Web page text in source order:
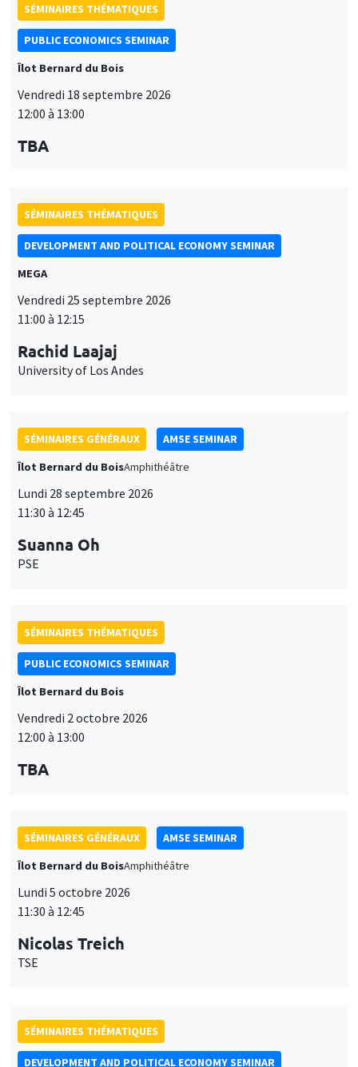
SÉMINAIRES THÉMATIQUES
PUBLIC ECONOMICS SEMINAR
Îlot Bernard du Bois
Vendredi 18 septembre 2026
12:00 à 13:00
TBA
SÉMINAIRES THÉMATIQUES
DEVELOPMENT AND POLITICAL ECONOMY SEMINAR
MEGA
Vendredi 25 septembre 2026
11:00 à 12:15
Rachid Laajaj
University of Los Andes
SÉMINAIRES GÉNÉRAUX
AMSE SEMINAR
Îlot Bernard du BoisAmphithéâtre
Lundi 28 septembre 2026
11:30 à 12:45
Suanna Oh
PSE
SÉMINAIRES THÉMATIQUES
PUBLIC ECONOMICS SEMINAR
Îlot Bernard du Bois
Vendredi 2 octobre 2026
12:00 à 13:00
TBA
SÉMINAIRES GÉNÉRAUX
AMSE SEMINAR
Îlot Bernard du BoisAmphithéâtre
Lundi 5 octobre 2026
11:30 à 12:45
Nicolas Treich
TSE
SÉMINAIRES THÉMATIQUES
DEVELOPMENT AND POLITICAL ECONOMY SEMINAR